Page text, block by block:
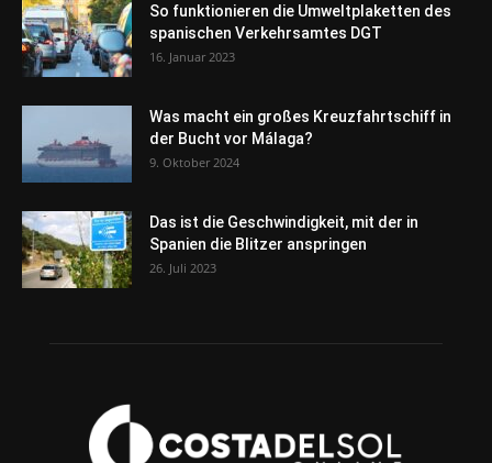
So funktionieren die Umweltplaketten des
spanischen Verkehrsamtes DGT
16. Januar 2023
Was macht ein großes Kreuzfahrtschiff in
der Bucht vor Málaga?
9. Oktober 2024
Das ist die Geschwindigkeit, mit der in
Spanien die Blitzer anspringen
26. Juli 2023